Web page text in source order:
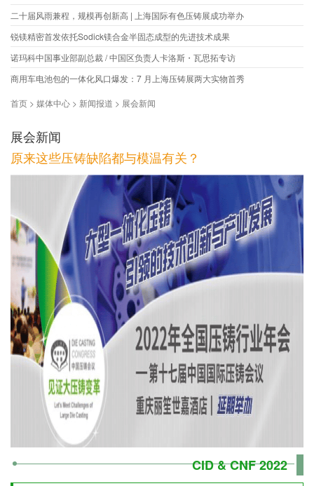
二十届风雨兼程，规模再创新高 | 上海国际有色压铸展成功举办
锐镁精密首发依托Sodick镁合金半固态成型的先进技术成果
诺玛科中国事业部副总裁 / 中国区负责人卡洛斯・瓦思拓专访
商用车电池包的一体化风口爆发：7 月上海压铸展两大实物首秀
首页 > 媒体中心 > 新闻报道 > 展会新闻
展会新闻
原来这些压铸缺陷都与模温有关？
CID & CNF 2022